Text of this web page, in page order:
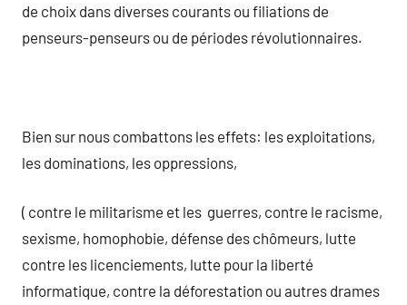
de choix dans diverses courants ou filiations de
penseurs-penseurs ou de périodes révolutionnaires.
Bien sur nous combattons les effets: les exploitations,
les dominations, les oppressions,
( contre le militarisme et les guerres, contre le racisme,
sexisme, homophobie, défense des chômeurs, lutte
contre les licenciements, lutte pour la liberté
informatique, contre la déforestation ou autres drames